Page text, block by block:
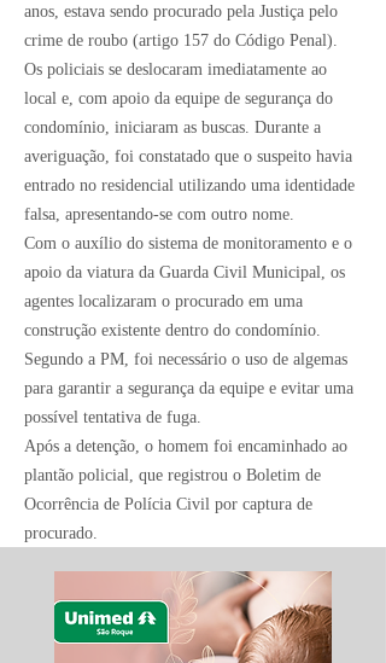
anos, estava sendo procurado pela Justiça pelo
crime de roubo (artigo 157 do Código Penal).
Os policiais se deslocaram imediatamente ao
local e, com apoio da equipe de segurança do
condomínio, iniciaram as buscas. Durante a
averiguação, foi constatado que o suspeito havia
entrado no residencial utilizando uma identidade
falsa, apresentando-se com outro nome.
Com o auxílio do sistema de monitoramento e o
apoio da viatura da Guarda Civil Municipal, os
agentes localizaram o procurado em uma
construção existente dentro do condomínio.
Segundo a PM, foi necessário o uso de algemas
para garantir a segurança da equipe e evitar uma
possível tentativa de fuga.
Após a detenção, o homem foi encaminhado ao
plantão policial, que registrou o Boletim de
Ocorrência de Polícia Civil por captura de
procurado.